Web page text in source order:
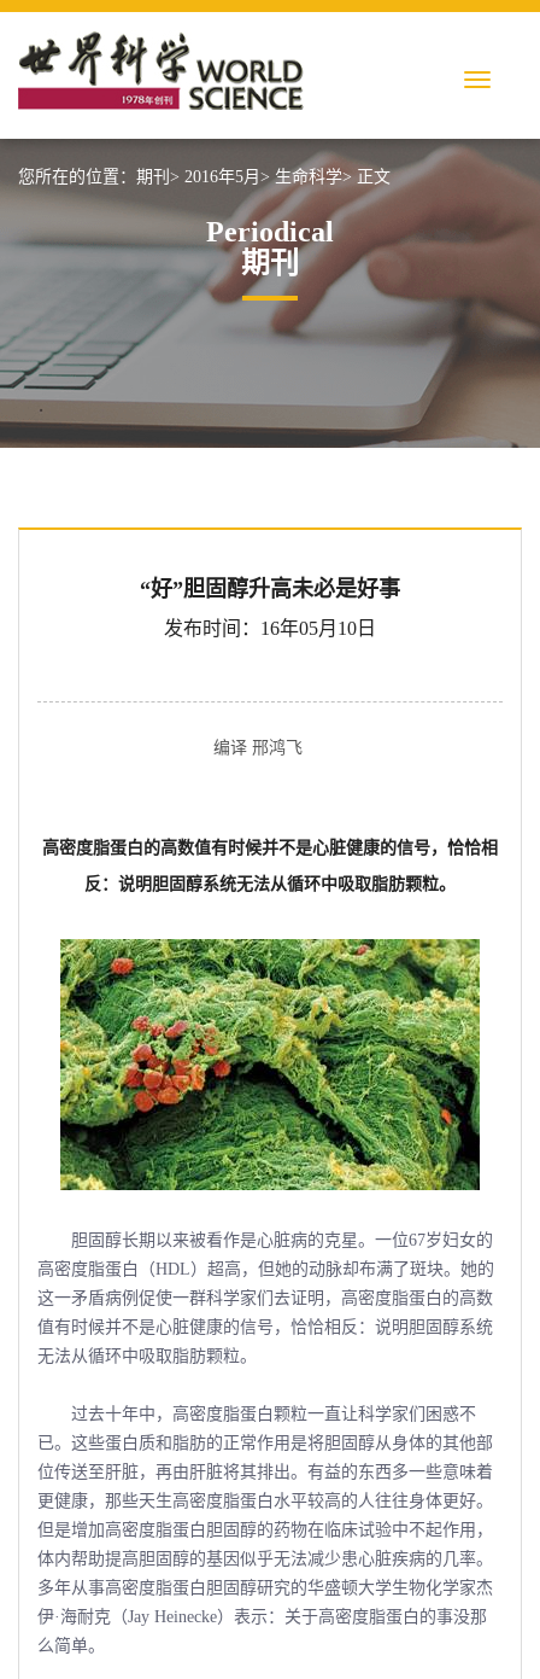
您所在的位置： 期刊> 2016年5月> 生命科学> 正文
Periodical
期刊
“好”胆固醇升高未必是好事
发布时间：16年05月10日
编译 邢鸿飞
高密度脂蛋白的高数值有时候并不是心脏健康的信号，恰恰相
反：说明胆固醇系统无法从循环中吸取脂肪颗粒。
胆固醇长期以来被看作是心脏病的克星。一位67岁妇女的
高密度脂蛋白（HDL）超高，但她的动脉却布满了斑块。她的
这一矛盾病例促使一群科学家们去证明，高密度脂蛋白的高数
值有时候并不是心脏健康的信号，恰恰相反：说明胆固醇系统
无法从循环中吸取脂肪颗粒。
过去十年中，高密度脂蛋白颗粒一直让科学家们困惑不
已。这些蛋白质和脂肪的正常作用是将胆固醇从身体的其他部
位传送至肝脏，再由肝脏将其排出。有益的东西多一些意味着
更健康，那些天生高密度脂蛋白水平较高的人往往身体更好。
但是增加高密度脂蛋白胆固醇的药物在临床试验中不起作用，
体内帮助提高胆固醇的基因似乎无法减少患心脏疾病的几率。
多年从事高密度脂蛋白胆固醇研究的华盛顿大学生物化学家杰
伊·海耐克（Jay Heinecke）表示：关于高密度脂蛋白的事没那
么简单。